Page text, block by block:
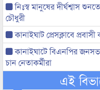
নিঃস্ব মানুষের দীর্ঘশ্বাস
চৌধুরী
কানাইঘাট প্রেসক্লাবে
কানাইঘাটে বিএনপির
চান নেতাকর্মীরা
এই